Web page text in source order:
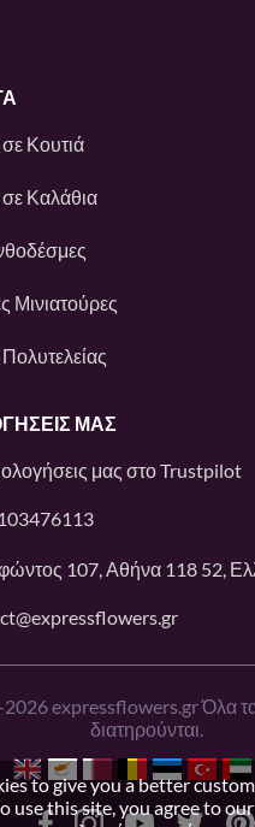
Κουτιά
Καλάθια
Μινιατούρες
ΜΑΣ
μας στοTrustpilot
107, Αθήνα 118 52,
2026expressflowers.gr Όλα
διατηρούνται.
to give you a better
use this site, you agree to our